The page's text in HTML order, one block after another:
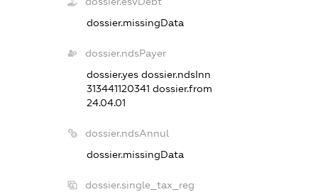
dossier.missingData
dossier.ndsPayer
dossier.yesdossier.ndsInn
313441120341dossier.from
24.04.01
dossier.ndsAnnul
dossier.missingData
dossier.single_tax_reg